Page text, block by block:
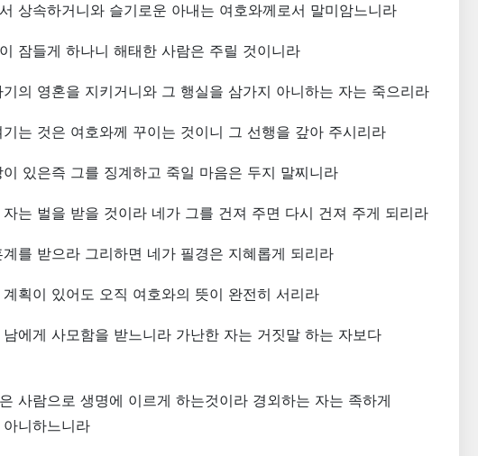
상속하거니와 슬기로운 아내는 여호와께로서 말미암느니라
잠들게 하나니 해태한 사람은 주릴 것이니라
의 영혼을 지키거니와 그 행실을 삼가지 아니하는 자는 죽으리라
는 것은 여호와께 꾸이는 것이니 그 선행을 갚아 주시리라
있은즉 그를 징계하고 죽일 마음은 두지 말찌니라
는 벌을 받을 것이라 네가 그를 건져 주면 다시 건져 주게 되리라
를 받으라 그리하면 네가 필경은 지혜롭게 되리라
획이 있어도 오직 여호와의 뜻이 완전히 서리라
에게 사모함을 받느니라 가난한 자는 거짓말 하는 자보다
사람으로 생명에 이르게 하는것이라 경외하는 자는 족하게
니하느니라